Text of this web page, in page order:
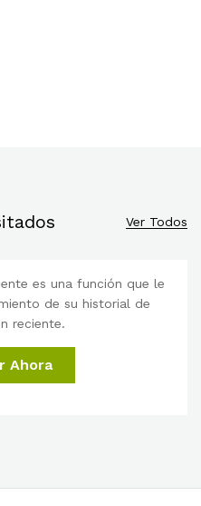
Ver Todos
es una función que le
de su historial de
reciente.
Ahora